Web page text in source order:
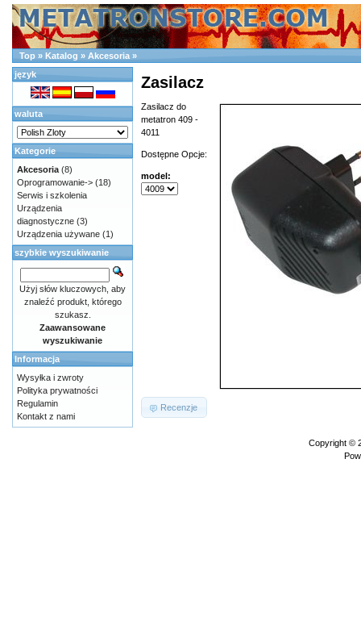
Top » Katalog » Akcesoria »
Zasilacz
Zasilacz do
metatron 409 -
4011
Dostępne Opcje:
model:
Recenzje
język
waluta
Kategorie
Akcesoria (8)
Oprogramowanie-> (18)
Serwis i szkolenia
Urządzenia
diagnostyczne (3)
Urządzenia używane (1)
szybkie wyszukiwanie
Użyj słów kluczowych, aby
znaleźć produkt, którego
szukasz.
Zaawansowane
wyszukiwanie
Informacja
Wysyłka i zwroty
Polityka prywatności
Regulamin
Kontakt z nami
Copyright ©